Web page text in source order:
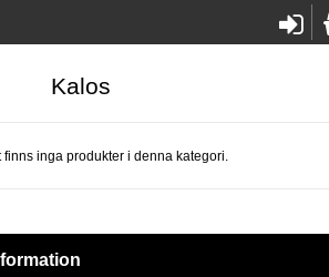
Kalos
finns inga produkter i denna kategori.